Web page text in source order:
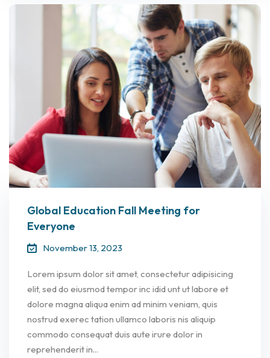
Global Education Fall Meeting for
Everyone
November 13, 2023
Lorem ipsum dolor sit amet, consectetur adipisicing
elit, sed do eiusmod tempor inc idid unt ut labore et
dolore magna aliqua enim ad minim veniam, quis
nostrud exerec tation ullamco laboris nis aliquip
commodo consequat duis aute irure dolor in
reprehenderit in...